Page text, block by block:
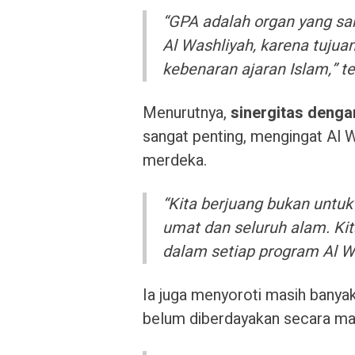
“GPA adalah organ yang
Al Washliyah, karena
kebenaran ajaran Islam,”
Menurutnya, sinergitas
sangat penting, mengingat Al
merdeka.
“Kita berjuang bukan
umat dan seluruh alam.
dalam setiap program Al
Ia juga menyoroti masih
belum diberdayakan secara